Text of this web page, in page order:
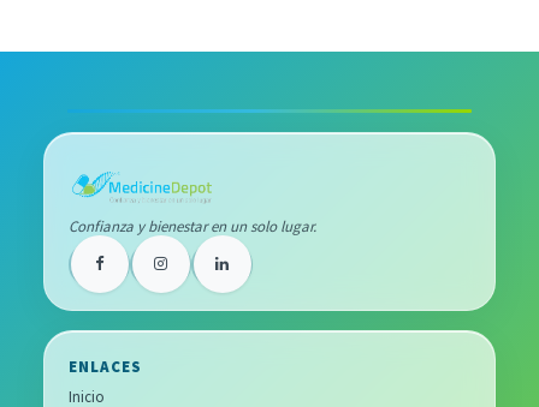
Confianza y bienestar en un solo lugar.
ENLACES
Inicio